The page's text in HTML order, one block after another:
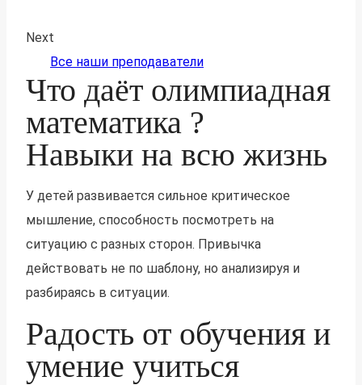
Next
Все наши преподаватели
Что даёт олимпиадная
математика ?
Навыки на всю жизнь
У детей развивается сильное критическое
мышление, способность посмотреть на
ситуацию с разных сторон. Привычка
действовать не по шаблону, но анализируя и
разбираясь в ситуации.
Радость от обучения и
умение учиться